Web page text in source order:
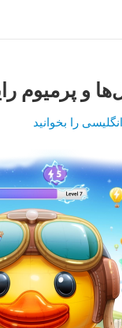
و پرمیوم
را بخوانید